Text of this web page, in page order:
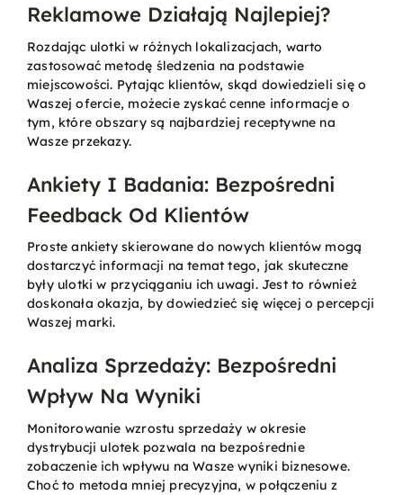
Reklamowe Działają Najlepiej?
Rozdając ulotki w różnych lokalizacjach, warto
zastosować metodę śledzenia na podstawie
miejscowości. Pytając klientów, skąd dowiedzieli się o
Waszej ofercie, możecie zyskać cenne informacje o
tym, które obszary są najbardziej receptywne na
Wasze przekazy.
Ankiety I Badania: Bezpośredni
Feedback Od Klientów
Proste ankiety skierowane do nowych klientów mogą
dostarczyć informacji na temat tego, jak skuteczne
były ulotki w przyciąganiu ich uwagi. Jest to również
doskonała okazja, by dowiedzieć się więcej o percepcji
Waszej marki.
Analiza Sprzedaży: Bezpośredni
Wpływ Na Wyniki
Monitorowanie wzrostu sprzedaży w okresie
dystrybucji ulotek pozwala na bezpośrednie
zobaczenie ich wpływu na Wasze wyniki biznesowe.
Choć to metoda mniej precyzyjna, w połączeniu z